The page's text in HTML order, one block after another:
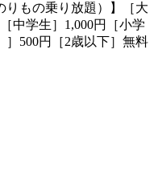
りもの乗り放題）】［大
中学生］1,000円［小学
］500円［2歳以下］無料